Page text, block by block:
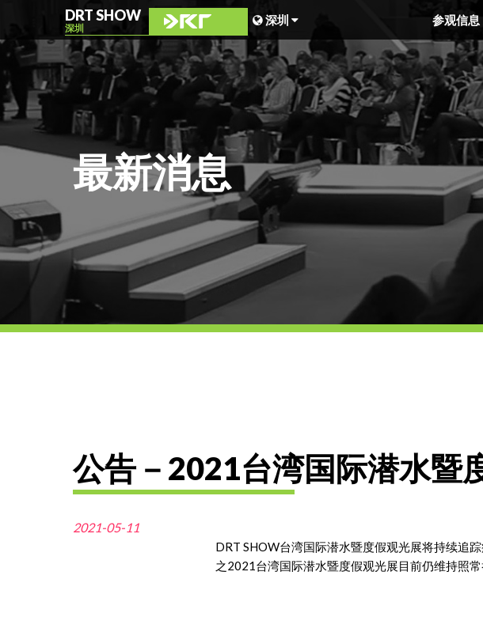
DRT SHOW
深圳
参观信息
门票信
时间地
交通信
深圳
马来西亚
上海
台湾
印尼
北京
菲律宾
香港
最新消息
公告－2021台湾国际潜水暨
2021-05-11
DRT SHOW台湾国际潜水暨度假观光展将持续追
之2021台湾国际潜水暨度假观光展目前仍维持照常